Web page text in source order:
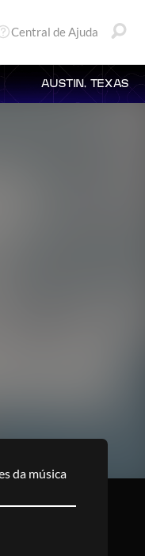
Central de Ajuda
AUSTIN, TEXAS
da música